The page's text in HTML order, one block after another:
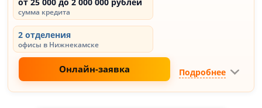
сумма кредита
2 отделения
офисы в Нижнекамске
Онлайн-заявка Подробнее